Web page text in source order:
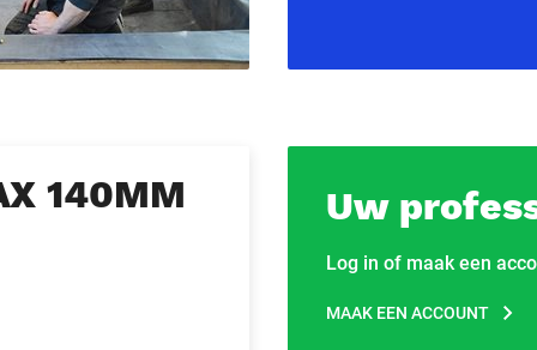
140MM Uw
Log in of maak een
MAAK EEN ACCOUNT